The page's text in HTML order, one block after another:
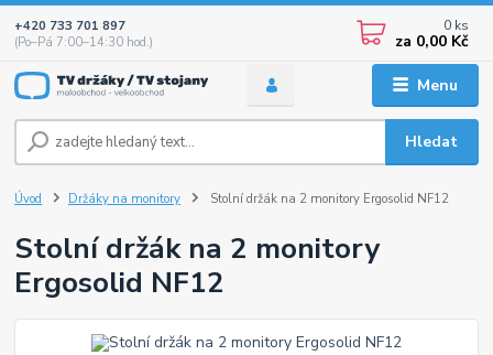
Menu
Hledat
+420 733 701 897
(Po–Pá 7:00–14:30 hod.)
0 ks
za 0,00 Kč
Úvod Držáky na monitory Stolní držák na 2 monitory Ergosolid NF12
Stolní držák na 2 monitory
Ergosolid NF12